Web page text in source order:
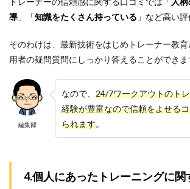
ンド
しま
か？
7.5
ワー
クア
ウト
は食
事制
す
か？
導 」「知識をたくさん持っている 」など高い評
そのわけは、最新技術をはじめトレーナー教
用者の疑問質問にしっかり答えることができま
編集部
なので、 24/7ワークアウトのト
経験が豊富なので信頼をよせる
られます。
4.個人にあったトレーニングに関